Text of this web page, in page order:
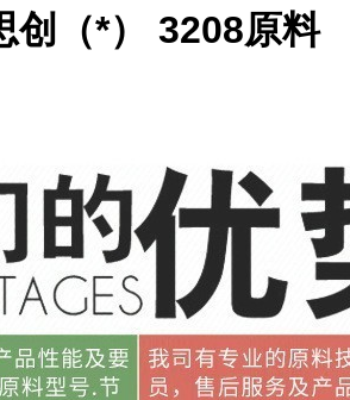
创（*） 3208原料